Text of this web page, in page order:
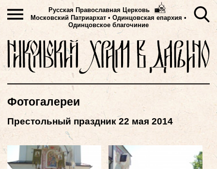
Русская Православная Церковь
Московский Патриархат • Одинцовская епархия •
Одинцовское благочиние
Фотогалереи
Престольный праздник 22 мая 2014